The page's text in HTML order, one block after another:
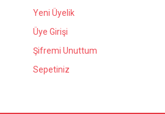
Yeni Üyelik
Üye Girişi
Şifremi Unuttum
Sepetiniz